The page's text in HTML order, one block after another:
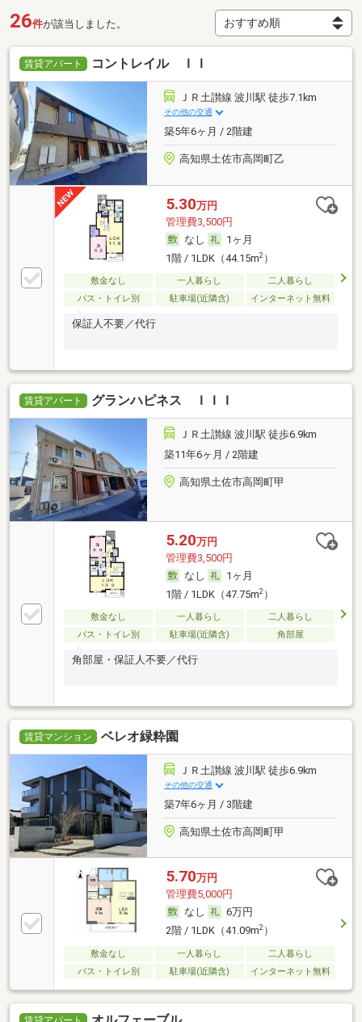
26件が該当しました。
賃貸アパート コントレイル ＩＩ
ＪＲ土讃線 波川駅 徒歩7.1km
その他の交通
築5年6ヶ月 / 2階建
高知県土佐市高岡町乙
5.30万円
管理費3,500円
なし
1ヶ月
1階 / 1LDK（44.15m2）
敷金なし 一人暮らし
二人暮らし
バス・トイレ別
駐車場(近隣含) インターネット無料
保証人不要／代行
賃貸アパート グランハピネス ＩＩＩ
ＪＲ土讃線 波川駅 徒歩6.9km
築11年6ヶ月 / 2階建
高知県土佐市高岡町甲
5.20万円
管理費3,500円
なし
1ヶ月
1階 / 1LDK（47.75m2）
敷金なし 一人暮らし
二人暮らし
バス・トイレ別
駐車場(近隣含) 角部屋
角部屋・保証人不要／代行
賃貸マンション ベレオ緑粋園
ＪＲ土讃線 波川駅 徒歩6.9km
その他の交通
築7年6ヶ月 / 3階建
高知県土佐市高岡町甲
5.70万円
管理費5,000円
なし
6万円
2階 / 1LDK（41.09m2）
敷金なし 一人暮らし
二人暮らし
バス・トイレ別
駐車場(近隣含) インターネット無料